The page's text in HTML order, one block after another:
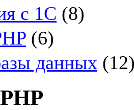
с 1С (8)
(6)
данных